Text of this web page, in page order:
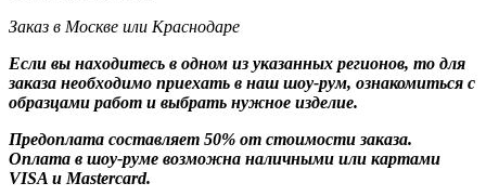
Заказ в Москве или Краснодаре
Если вы находитесь в одном из указанных регионов, то для
заказа необходимо приехать в наш шоу-рум, ознакомиться с
образцами работ и выбрать нужное изделие.
Предоплата составляет 50% от стоимости заказа.
Оплата в шоу-руме возможна наличными или картами
VISA и Mastercard.